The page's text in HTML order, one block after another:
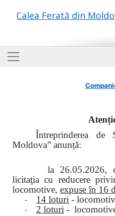
Calea Ferată din
Întreprinderea de
Moldova” anunță:
la 26.05.2026,
licitaţia cu reducere
locomotive, expuse în 16
- 14 loturi -
- 2 loturi -